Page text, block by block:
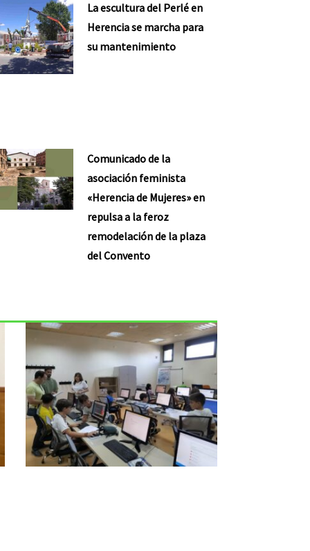
La escultura del Perlé en
Herencia se marcha para
su mantenimiento
Comunicado de la
asociación feminista
«Herencia de Mujeres» en
repulsa a la feroz
remodelación de la plaza
del Convento